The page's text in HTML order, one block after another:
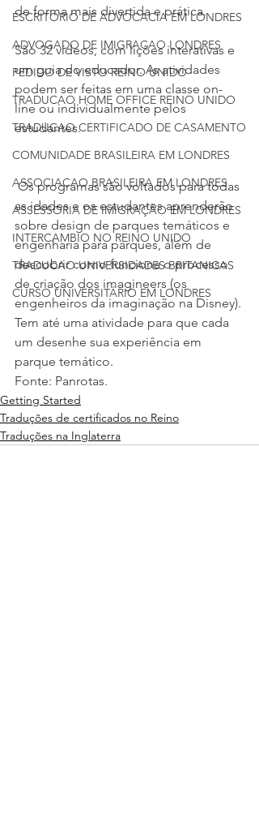
ESCRITORIO DE ADVOCACIA EM LONDRES
ADVOGADO DE IMIGRACAO LONDRES
PEDIDO DE VISTO REINO UNIDO
TRADUCAO HOME OFFICE REINO UNIDO
TRADUCAO CERTIFICADO DE CASAMENTO
COMUNIDADE BRASILEIRA EM LONDRES
ASSOCIACAO BRASILEIRA EM LONDRES
ASSESSORIA DE IMIGRAÇÃO EM LONDRES
INTERCAMBIO NO REINO UNIDO
TRADUCAO UNIVERSIDADES BRITANICAS
CURSO UNIVERSITÁRIO EM LONDRES
de forma mais divertida e prática.
São 32 vídeos, com lições interativas e
um guia do educador. As atividades
podem ser feitas em uma classe on-
line ou individualmente pelos
estudantes.
Os programas são voltados para todas
as idades e os estudantes aprenderão
sobre design de parques temáticos e
engenharia para parques, além de
descobrir como funciona o processo
de criação dos imagineers (os
engenheiros da imaginação na Disney).
Tem até uma atividade para que cada
um desenhe sua experiência em
parque temático.
Fonte: Panrotas.
Getting Started
Traduções de certificados no Reino
Traduções na Inglaterra